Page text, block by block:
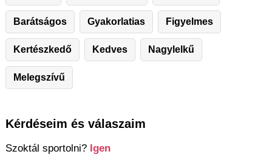
Barátságos Gyakorlatias Figyelmes
Kertészkedő Kedves Nagylelkű
Melegszívű
Kérdéseim és válaszaim
Szoktál sportolni? Igen